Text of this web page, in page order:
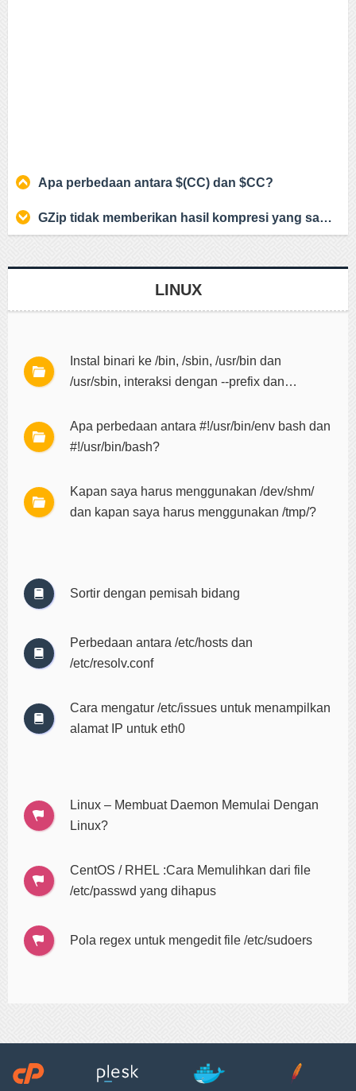
Apa perbedaan antara $(CC) dan $CC?
GZip tidak memberikan hasil kompresi yang sama pada macOS vs Linux
LINUX
Instal binari ke /bin, /sbin, /usr/bin dan
/usr/sbin, interaksi dengan --prefix dan
Apa perbedaan antara #!/usr/bin/env bash dan
#!/usr/bin/bash?
Kapan saya harus menggunakan /dev/shm/
dan kapan saya harus menggunakan /tmp/?
Sortir dengan pemisah bidang
Perbedaan antara /etc/hosts dan
/etc/resolv.conf
Cara mengatur /etc/issues untuk menampilkan
alamat IP untuk eth0
Linux – Membuat Daemon Memulai Dengan
Linux?
CentOS / RHEL :Cara Memulihkan dari file
/etc/passwd yang dihapus
Pola regex untuk mengedit file /etc/sudoers